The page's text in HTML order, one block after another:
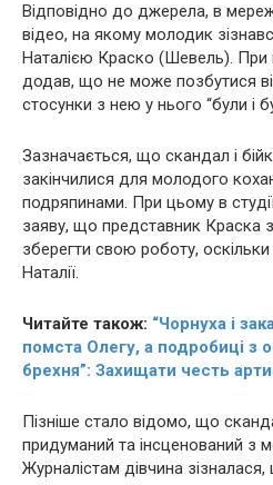
Відповідно до джерела, в
відео, на якому молодик
Наталією Краско (Шевель). При
додав, що не може позбутися
стосунки з нею у нього “були і
Зазначається, що скандал і
закінчилися для молодого
подряпинами. При цьому в
заяву, що представник Краска
зберегти свою роботу,
Наталії.
Читайте також: “Чорнуха і
помста Олегу, а подробиці з
брехня”: Захищати честь
Пізніше стало відомо, що
придуманий та інсценований з
Журналістам дівчина